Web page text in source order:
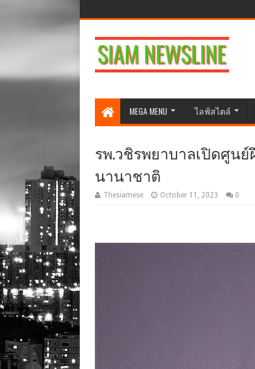
MEGA MENU ไลฟ์สไตล์
รพ.วชิรพยาบาลเปิดศูน
นานาชาติ
Thesiamese October 11, 2023 0